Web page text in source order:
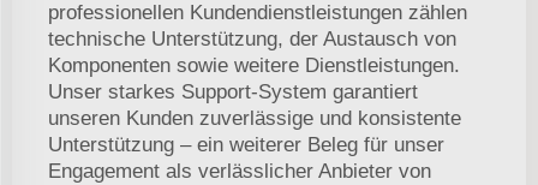
professionellen Kundendienstleistungen zählen
technische Unterstützung, der Austausch von
Komponenten sowie weitere Dienstleistungen.
Unser starkes Support-System garantiert
unseren Kunden zuverlässige und konsistente
Unterstützung – ein weiterer Beleg für unser
Engagement als verlässlicher Anbieter von